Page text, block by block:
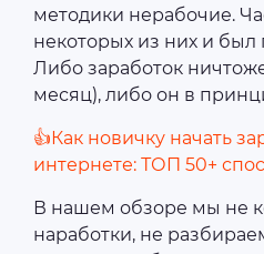
методики нерабочие.
некоторых из них и был
Либо заработок
месяц), либо он в
👍Как новичку начать
интернете: ТОП 50+
В нашем обзоре мы не
наработки, не